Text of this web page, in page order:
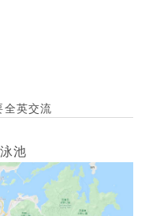
英交流
池